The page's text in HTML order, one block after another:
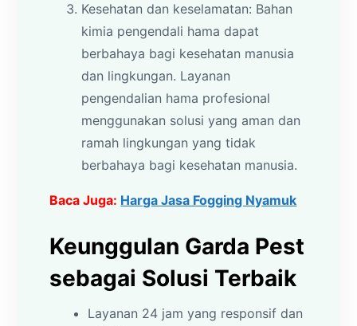
Kesehatan dan keselamatan: Bahan
kimia pengendali hama dapat
berbahaya bagi kesehatan manusia
dan lingkungan. Layanan
pengendalian hama profesional
menggunakan solusi yang aman dan
ramah lingkungan yang tidak
berbahaya bagi kesehatan manusia.
Baca Juga: Harga Jasa Fogging Nyamuk
Keunggulan Garda Pest
sebagai Solusi Terbaik
Layanan 24 jam yang responsif dan